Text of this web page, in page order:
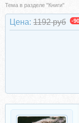
Тема в разделе "Книги"
Цена: 1192 руб -